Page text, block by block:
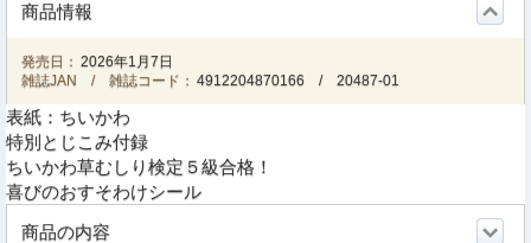
商品情報
発売日： 2026年1月7日
雑誌JAN / 雑誌コード： 4912204870166 /20487-01
表紙：ちいかわ
特別とじこみ付録
ちいかわ草むしり検定５級合格！
喜びのおすそわけシール
商品の内容